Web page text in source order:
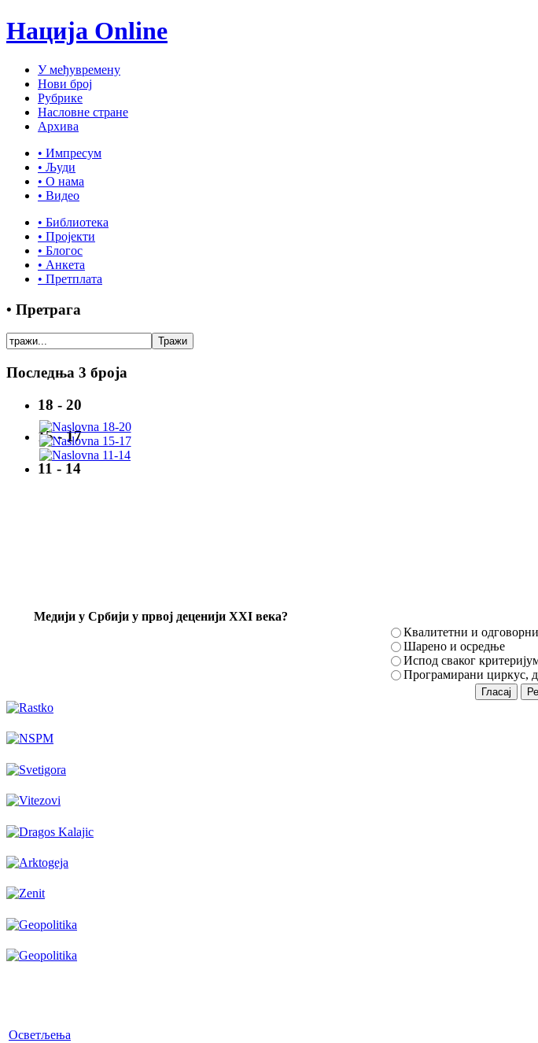
Нација Online
У међувремену
Нови број
Рубрике
Насловне стране
Архива
• Импресум
• Људи
• О нама
• Видео
• Библиотека
• Пројекти
• Блогос
• Анкета
• Претплата
• Претрага
Последња 3 броја
18 - 20
15 - 17
11 - 14
Mедији у Србији у првој деценији XXI века?
Квалитетни и одговорни
Шарено и осредње
Испод сваког
Програмирани циркус,
Осветљења